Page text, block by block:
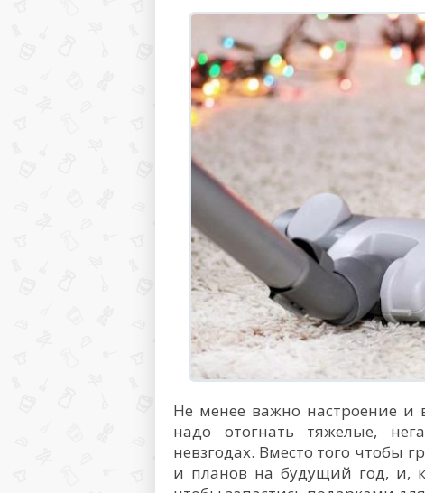
Не менее важно настроение и
надо отогнать тяжелые,
невзгодах. Вместо того чтобы
и планов на будущий год, и,